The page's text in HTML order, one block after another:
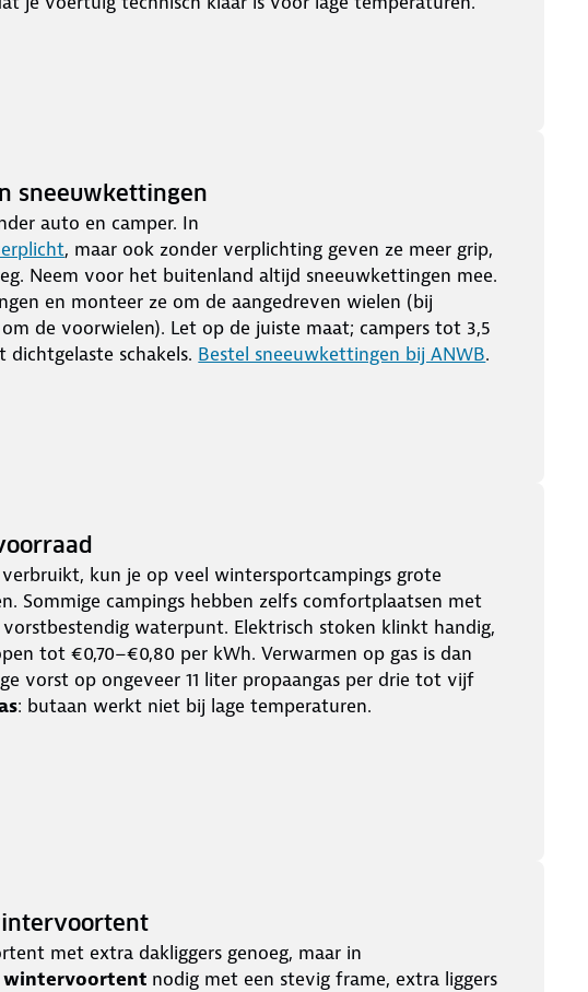
sneeuwkettingen
auto en camper. In
, maar ook zonder verplichting geven ze meer grip,
Neem voor het buitenland altijd sneeuwkettingen mee.
en monteer ze om de aangedreven wielen (bij
de voorwielen). Let op de juiste maat; campers tot 3,5
schakels. Bestel sneeuwkettingen bij ANWB.
kun je op veel wintersportcampings grote
Sommige campings hebben zelfs comfortplaatsen met
waterpunt. Elektrisch stoken klinkt handig,
tot €0,70–€0,80 per kWh. Verwarmen op gas is dan
vorst op ongeveer 11 liter propaangas per drie tot vijf
: butaan werkt niet bij lage temperaturen.
met extra dakliggers genoeg, maar in
wintervoortent nodig met een stevig frame, extra liggers